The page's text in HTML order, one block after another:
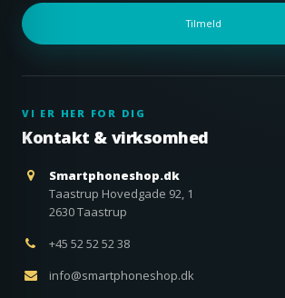
Tilmeld
VI ER HER FOR DIG
Kontakt & virksomhed
Smartphoneshop.dk
Taastrup Hovedgade 92, 1
2630 Taastrup
+45 52 52 52 38
info@smartphoneshop.dk